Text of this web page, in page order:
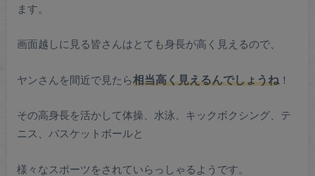
ます。
画面越しに見る皆さんはとても身長が高く見えるので、
ヤンさんを間近で見たら相当高く見えるんでしょうね！
その高身長を活かして体操、水泳、キックボクシング、テ
ニス、バスケットボールと
様々なスポーツをされていらっしゃるようです。